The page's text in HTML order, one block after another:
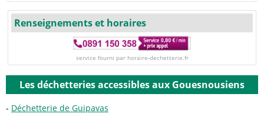
Renseignements et horaires
service fourni par horaire-dechetterie.fr
Les déchetteries accessibles aux Gouesnousiens
Déchetterie de Guipavas